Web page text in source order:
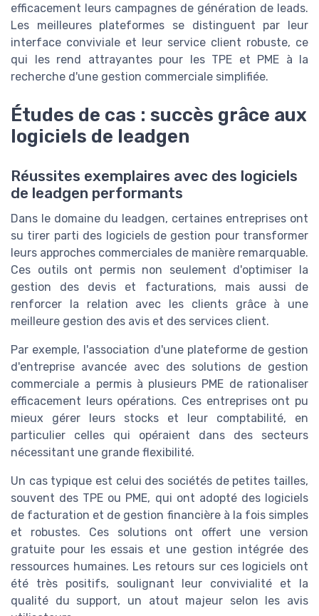
efficacement leurs campagnes de génération de leads.
Les meilleures plateformes se distinguent par leur
interface conviviale et leur service client robuste, ce
qui les rend attrayantes pour les TPE et PME à la
recherche d'une gestion commerciale simplifiée.
Études de cas : succès grâce aux
logiciels de leadgen
Réussites exemplaires avec des logiciels
de leadgen performants
Dans le domaine du leadgen, certaines entreprises ont
su tirer parti des logiciels de gestion pour transformer
leurs approches commerciales de manière remarquable.
Ces outils ont permis non seulement d'optimiser la
gestion des devis et facturations, mais aussi de
renforcer la relation avec les clients grâce à une
meilleure gestion des avis et des services client.
Par exemple, l'association d'une plateforme de gestion
d'entreprise avancée avec des solutions de gestion
commerciale a permis à plusieurs PME de rationaliser
efficacement leurs opérations. Ces entreprises ont pu
mieux gérer leurs stocks et leur comptabilité, en
particulier celles qui opéraient dans des secteurs
nécessitant une grande flexibilité.
Un cas typique est celui des sociétés de petites tailles,
souvent des TPE ou PME, qui ont adopté des logiciels
de facturation et de gestion financière à la fois simples
et robustes. Ces solutions ont offert une version
gratuite pour les essais et une gestion intégrée des
ressources humaines. Les retours sur ces logiciels ont
été très positifs, soulignant leur convivialité et la
qualité du support, un atout majeur selon les avis